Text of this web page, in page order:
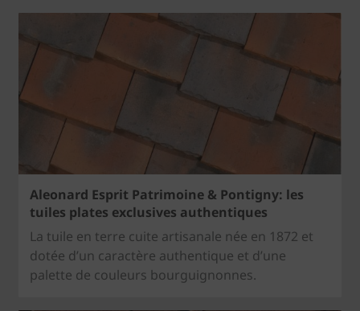
Aleonard Esprit Patrimoine & Pontigny: les
tuiles plates exclusives authentiques
La tuile en terre cuite artisanale née en 1872 et
dotée d’un caractère authentique et d’une
palette de couleurs bourguignonnes.